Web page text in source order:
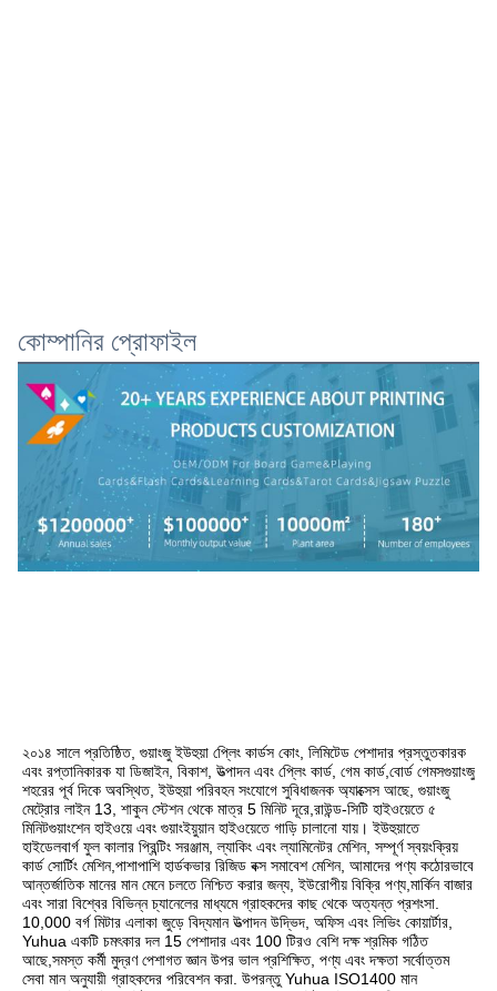
কোম্পানির প্রোফাইল
২০১৪ সালে প্রতিষ্ঠিত, গুয়াংজু ইউহুয়া প্লেিং কার্ডস কোং, লিমিটেড পেশাদার প্রস্তুতকারক
এবং রপ্তানিকারক যা ডিজাইন, বিকাশ, উত্পাদন এবং প্লেিং কার্ড, গেম কার্ড,বোর্ড গেমসগুয়াংজু
শহরের পূর্ব দিকে অবস্থিত, ইউহুয়া পরিবহন সংযোগে সুবিধাজনক অ্যাক্সেস আছে, গুয়াংজু
মেট্রোর লাইন 13, শাকুন স্টেশন থেকে মাত্র 5 মিনিট দূরে,রাউন্ড-সিটি হাইওয়েতে ৫
মিনিটগুয়াংশেন হাইওয়ে এবং গুয়াংইয়ুয়ান হাইওয়েতে গাড়ি চালানো যায়। ইউহুয়াতে
হাইডেলবার্গ ফুল কালার প্রিন্টিং সরঞ্জাম, ল্যাকিং এবং ল্যামিনেটর মেশিন, সম্পূর্ণ স্বয়ংক্রিয়
কার্ড সোর্টিং মেশিন,পাশাপাশি হার্ডকভার রিজিড বক্স সমাবেশ মেশিন, আমাদের পণ্য কঠোরভাবে
আন্তর্জাতিক মানের মান মেনে চলতে নিশ্চিত করার জন্য, ইউরোপীয় বিক্রি পণ্য,মার্কিন বাজার
এবং সারা বিশ্বের বিভিন্ন চ্যানেলের মাধ্যমে গ্রাহকদের কাছ থেকে অত্যন্ত প্রশংসা.
10,000 বর্গ মিটার এলাকা জুড়ে বিদ্যমান উত্পাদন উদ্ভিদ, অফিস এবং লিভিং কোয়ার্টার,
Yuhua একটি চমৎকার দল 15 পেশাদার এবং 100 টিরও বেশি দক্ষ শ্রমিক গঠিত
আছে,সমস্ত কর্মী মুদ্রণ পেশাগত জ্ঞান উপর ভাল প্রশিক্ষিত, পণ্য এবং দক্ষতা সর্বোত্তম
সেবা মান অনুযায়ী গ্রাহকদের পরিবেশন করা. উপরন্তু Yuhua ISO1400 মান